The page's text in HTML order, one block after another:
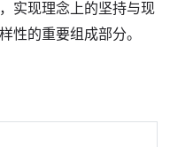
实现理念上的坚持与现
性的重要组成部分。